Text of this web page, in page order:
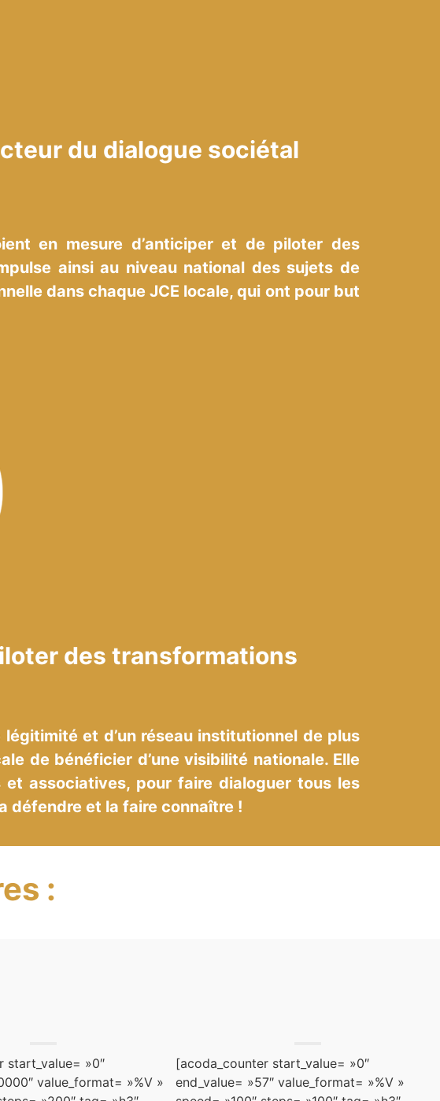
du dialogue sociétal
en mesure d’anticiper et de piloter des
ainsi au niveau national des sujets de
dans chaque JCE locale, qui ont pour but
des transformations
et d’un réseau institutionnel de plus
de bénéficier d’une visibilité nationale. Elle
associatives, pour faire dialoguer tous les
défendre et la faire connaître !
:
start_value= »0″
value_format= »%V »
[acoda_counter start_value= »0″
end_value= »57″ value_format= »%V »